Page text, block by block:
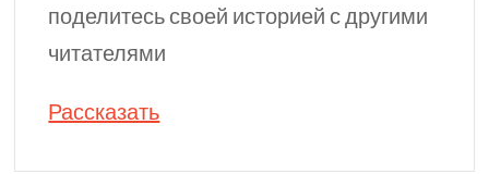
поделитесь своей историей с другими
читателями
Рассказать